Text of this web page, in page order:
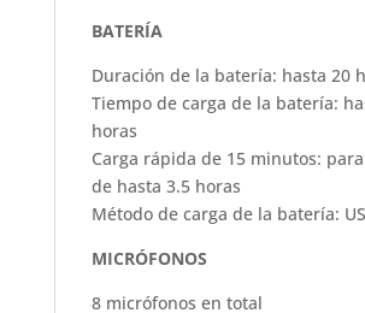
BATERÍA
Duración de la batería: hasta 20
Tiempo de carga de la batería:
horas
Carga rápida de 15 minutos:
de hasta 3.5 horas
Método de carga de la batería:
MICRÓFONOS
8 micrófonos en total